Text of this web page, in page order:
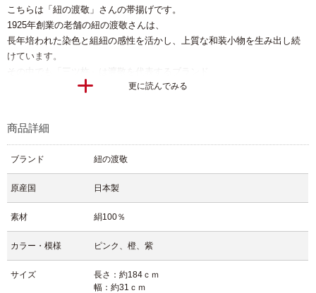
こちらは「紐の渡敬」さんの帯揚げです。
1925年創業の老舗の紐の渡敬さんは、
長年培われた染色と組紐の感性を活かし、上質な和装小物を生み出し続
けています。
その中でも「三ツ杵」は渡敬を代表するブランド。
カジュアルからフォーマルまで幅広く使える、信頼のシリーズです。
帯からさりげなく覗くその色が、着姿に奥行きを生み、品のある印象
絹ならではのしなやかさと上品な光沢が特徴で、結び目も美しくまとま
装いにそっと気品を添える、渡敬さんならではの上質な帯揚げです。
＊生地の部分によって柄の出かたが写真とは異なる場合がございます。
更に読んでみる
商品詳細
ブランド 紐の渡敬
原産国 日本製
素材 絹100％
カラー・模様 ピンク、橙、紫
サイズ
長さ：約184ｃｍ
幅：約31ｃｍ